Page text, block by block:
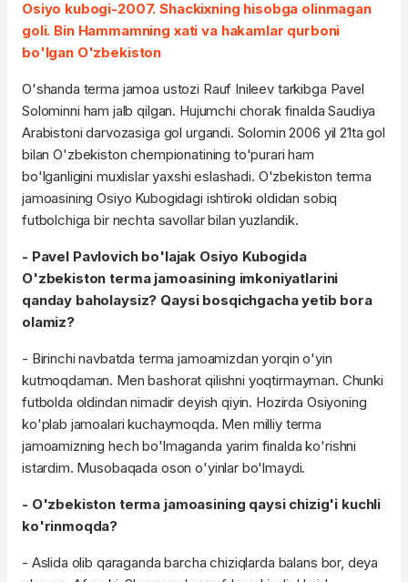
Osiyo kubogi-2007. Shackixning hisobga olinmagan
goli. Bin Hammamning xati va hakamlar qurboni
bo'lgan O'zbekiston
O'shanda terma jamoa ustozi Rauf Inileev tarkibga Pavel
Solominni ham jalb qilgan. Hujumchi chorak finalda Saudiya
Arabistoni darvozasiga gol urgandi. Solomin 2006 yil 21ta gol
bilan O'zbekiston chempionatining to'purari ham
bo'lganligini muxlislar yaxshi eslashadi. O'zbekiston terma
jamoasining Osiyo Kubogidagi ishtiroki oldidan sobiq
futbolchiga bir nechta savollar bilan yuzlandik.
- Pavel Pavlovichbo'lajak Osiyo Kubogida
O'zbekiston terma jamoasining imkoniyatlarini
qanday baholaysiz? Qaysi bosqichgacha yetib bora
olamiz?
- Birinchi navbatda terma jamoamizdan yorqin o'yin
kutmoqdaman. Men bashorat qilishni yoqtirmayman. Chunki
futbolda oldindan nimadir deyish qiyin. Hozirda Osiyoning
ko'plab jamoalari kuchaymoqda. Men milliy terma
jamoamizning hech bo'lmaganda yarim finalda ko'rishni
istardim. Musobaqada oson o'yinlar bo'lmaydi.
- O'zbekiston terma jamoasining qaysi chizig'i kuchli
ko'rinmoqda?
- Aslida olib qaraganda barcha chiziqlarda balans bor, deya